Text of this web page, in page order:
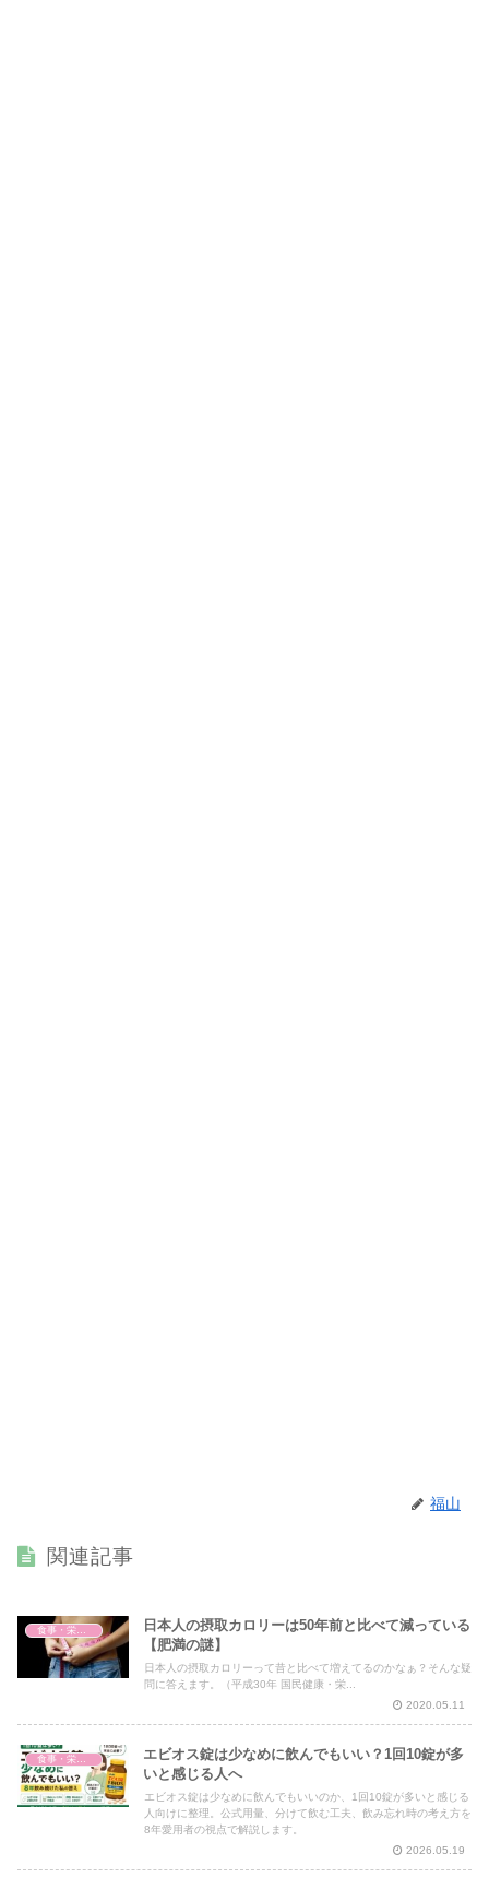
福山
関連記事
食事・栄養・サプリ
日本人の摂取カロリーは50年前と比べて減っている
【肥満の謎】
日本人の摂取カロリーって昔と比べて増えてるのかなぁ？そんな疑
問に答えます。（平成30年 国民健康・栄...
2020.05.11
食事・栄養・サプリ
エビオス錠は少なめに飲んでもいい？1回10錠が多
いと感じる人へ
エビオス錠は少なめに飲んでもいいのか、1回10錠が多いと感じる
人向けに整理。公式用量、分けて飲む工夫、飲み忘れ時の考え方を
8年愛用者の視点で解説します。
2026.05.19